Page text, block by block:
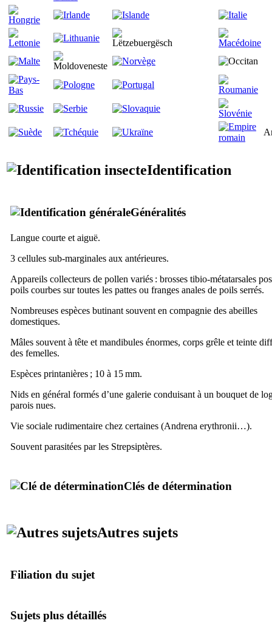
Identification
Généralités
Langue courte et aiguë.
3 cellules sub-marginales aux antérieures.
Appareils collecteurs de pollen variés : brosses tibio-métatarsales
poils courbes sur toutes les pattes ou franges anales de poils serrés.
Nombreuses espèces butinant souvent en compagnie des abeilles
domestiques.
Mâles souvent à tête et mandibules énormes, corps grêle et teinte
des femelles.
Espèces printanières ; 10 à 15 mm.
Nids en général formés d’une galerie conduisant à un bouquet de
parois nues.
Vie sociale rudimentaire chez certaines (Andrena erythronii…).
Souvent parasitées par les Strepsiptères.
Clés de détermination
Autres sujets
Filiation du sujet
Sujets plus détaillés